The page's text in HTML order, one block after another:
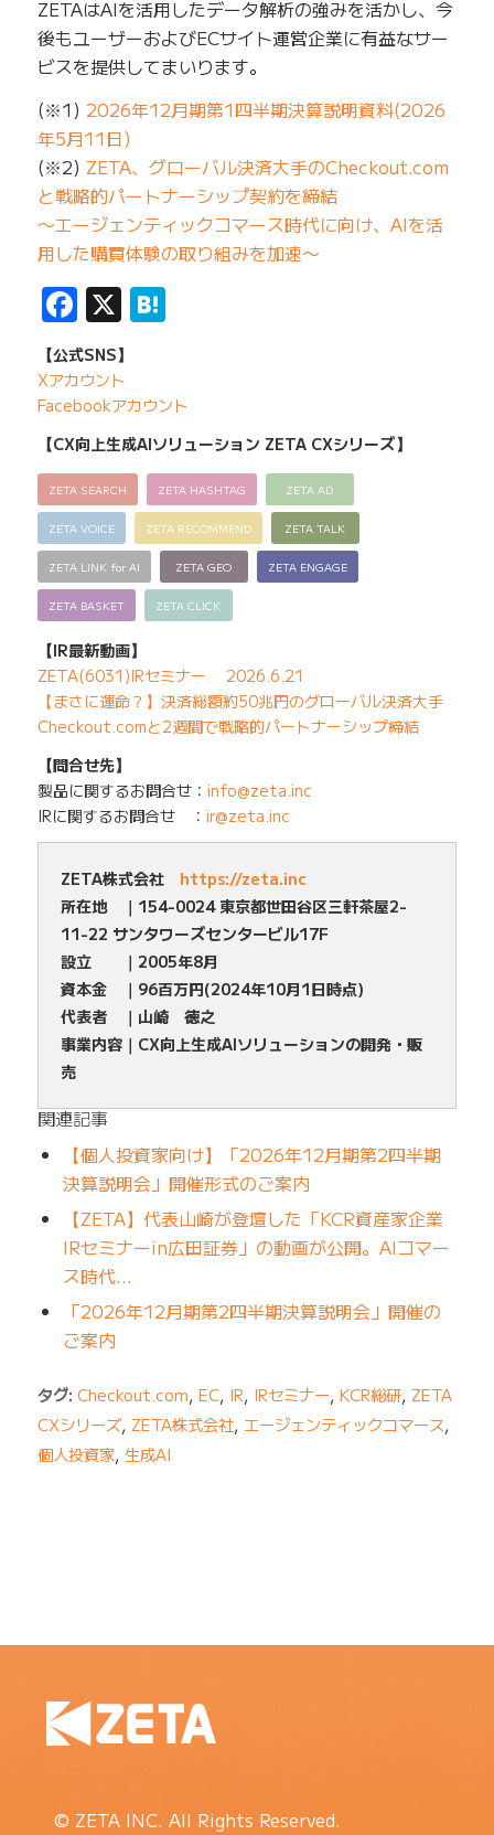
ZETAはAIを活用したデータ解析の強みを活かし、今
後もユーザーおよびECサイト運営企業に有益なサー
ビスを提供してまいります。
(※1) 2026年12月期第1四半期決算説明資料(2026
年5月11日)
(※2) ZETA、グローバル決済大手のCheckout.com
と戦略的パートナーシップ契約を締結
〜エージェンティックコマース時代に向け、AIを活
用した購買体験の取り組みを加速〜
Facebook
X Hatena
【公式SNS】
Xアカウント
Facebookアカウント
【CX向上生成AIソリューション ZETA CXシリーズ】
ZETA SEARCH ZETA HASHTAG ZETA AD
ZETA VOICE ZETA RECOMMEND ZETA TALK
ZETA LINK for AI ZETA GEO ZETA ENGAGE
ZETA BASKET ZETA CLICK
【IR最新動画】
ZETA(6031)IRセミナー 2026.6.21
【まさに運命？】決済総額約50兆円のグローバル決済大手
Checkout.comと2週間で戦略的パートナーシップ締結
【問合せ先】
製品に関するお問合せ： info@zeta.inc
IRに関するお問合せ ： ir@zeta.inc
ZETA株式会社 https://zeta.inc
所在地 ｜154-0024 東京都世田谷区三軒茶屋2-
11-22 サンタワーズセンタービル17F
設立 ｜2005年8月
資本金 ｜96百万円(2024年10月1日時点)
代表者 ｜山崎 徳之
事業内容｜CX向上生成AIソリューションの開発・販
売
関連記事
【個人投資家向け】「2026年12月期第2四半期
決算説明会」開催形式のご案内
【ZETA】代表山崎が登壇した「KCR資産家企業
IRセミナーin広田証券」の動画が公開。AIコマー
ス時代…
「2026年12月期第2四半期決算説明会」開催の
ご案内
タグ: Checkout.com, EC, IR, IRセミナー, KCR総研, ZETA
CXシリーズ, ZETA株式会社, エージェンティックコマース,
個人投資家, 生成AI
© ZETA INC. All Rights Reserved.